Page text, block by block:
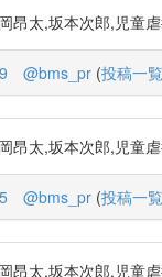
昂太,坂本次郎,児
@bms_pr (投稿一覧
昂太,坂本次郎,児
@bms_pr (投稿一覧
昂太,坂本次郎,児